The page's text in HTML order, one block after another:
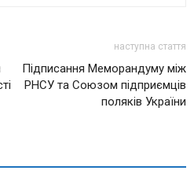
наступна стаття
Підписання Меморандуму між
РНСУ та Союзом підприємців
поляків України